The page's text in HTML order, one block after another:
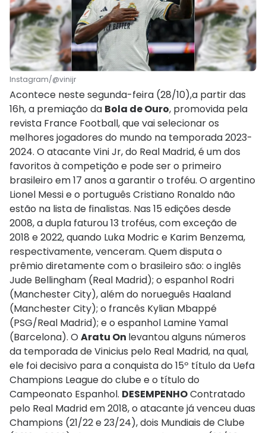
Instagram/@vinijr
Acontece neste segunda-feira (28/10),a partir das
16h, a premiação da Bola de Ouro, promovida pela
revista France Football, que vai selecionar os
melhores jogadores do mundo na temporada 2023-
2024. O atacante Vini Jr, do Real Madrid, é um dos
favoritos à competição e pode ser o primeiro
brasileiro em 17 anos a garantir o troféu. O argentino
Lionel Messi e o português Cristiano Ronaldo não
estão na lista de finalistas. Nas 15 edições desde
2008, a dupla faturou 13 troféus, com exceção de
2018 e 2022, quando Luka Modric e Karim Benzema,
respectivamente, venceram. Quem disputa o
prêmio diretamente com o brasileiro são: o inglês
Jude Bellingham (Real Madrid); o espanhol Rodri
(Manchester City), além do norueguês Haaland
(Manchester City); o francês Kylian Mbappé
(PSG/Real Madrid); e o espanhol Lamine Yamal
(Barcelona). O Aratu On levantou alguns números
da temporada de Vinicius pelo Real Madrid, na qual,
ele foi decisivo para a conquista do 15º título da Uefa
Champions League do clube e o título do
Campeonato Espanhol. DESEMPENHOContratado
pelo Real Madrid em 2018, o atacante já venceu duas
Champions (21/22 e 23/24), dois Mundiais de Clube